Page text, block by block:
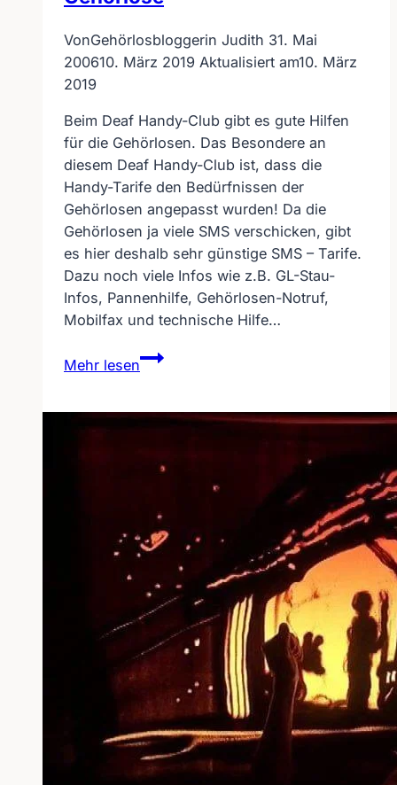
VonGehörlosbloggerin Judith 31. Mai
200610. März 2019 Aktualisiert am10. März
2019
Beim Deaf Handy-Club gibt es gute Hilfen
für die Gehörlosen. Das Besondere an
diesem Deaf Handy-Club ist, dass die
Handy-Tarife den Bedürfnissen der
Gehörlosen angepasst wurden! Da die
Gehörlosen ja viele SMS verschicken, gibt
es hier deshalb sehr günstige SMS – Tarife.
Dazu noch viele Infos wie z.B. GL-Stau-
Infos, Pannenhilfe, Gehörlosen-Notruf,
Mobilfax und technische Hilfe…
Mehr lesen
Deaf
Handy-
–